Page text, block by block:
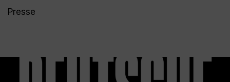
Presse